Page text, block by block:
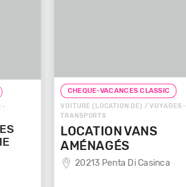
-
CHEQUE-VACANCES CLASSIC
VOITURE (LOCATION DE) / VOYAGES -
TRANSPORTS
LOCATION VANS
AMÉNAGÉS
20213 Penta Di Casinca